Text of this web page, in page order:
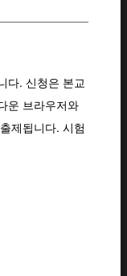
다. 신청은 본교
운 브라우저와
제됩니다. 시험